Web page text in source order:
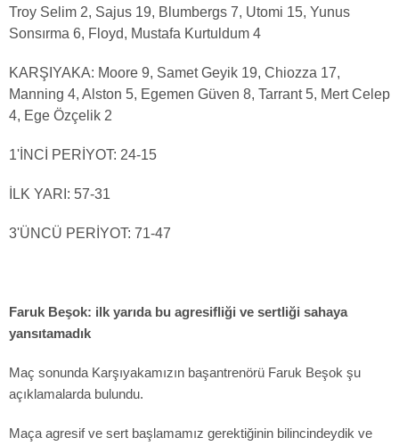
Troy Selim 2, Sajus 19, Blumbergs 7, Utomi 15, Yunus
Sonsırma 6, Floyd, Mustafa Kurtuldum 4
KARŞIYAKA: Moore 9, Samet Geyik 19, Chiozza 17,
Manning 4, Alston 5, Egemen Güven 8, Tarrant 5, Mert Celep
4, Ege Özçelik 2
1'İNCİ PERİYOT: 24-15
İLK YARI: 57-31
3'ÜNCÜ PERİYOT: 71-47
Faruk Beşok: ilk yarıda bu agresifliği ve sertliği sahaya
yansıtamadık
Maç sonunda Karşıyakamızın başantrenörü Faruk Beşok şu
açıklamalarda bulundu.
Maça agresif ve sert başlamamız gerektiğinin bilincindeydik ve